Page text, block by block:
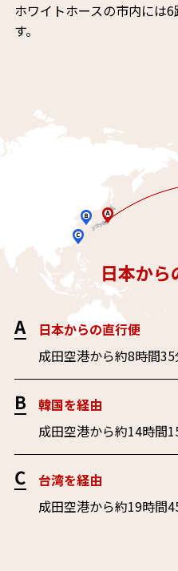
ホワイトホースの市内には
す。
日本から
日本からの直行便
成田空港から約8時間
韓国を経由
成田空港から約14時間
台湾を経由
成田空港から約19時間